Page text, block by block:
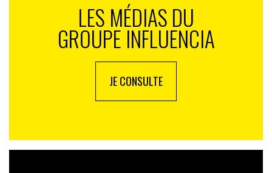
LES MÉDIAS DU
GROUPE INFLUENCIA
JE CONSULTE